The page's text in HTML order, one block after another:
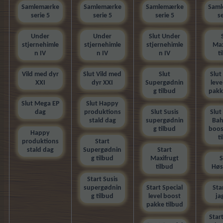
Samlemærke
serie 5
Under
stjernehimle
n IV
Vild med dyr
XXI
Slut Mega EP
dag
Happy
produktions
stald dag
Samlemærke
serie 5
Under
stjernehimle
n IV
Slut Vild med
dyr XXI
Slut Happy
produktions
stald dag
Start
Supergødnin
g tilbud
Start Susis
supergødnin
g tilbud
Samlemærke
serie 5
Slut Under
stjernehimle
n IV
Slut
Supergødnin
g tilbud
Slut Susis
supergødnin
g tilbud
Start
Maxifrugt
tilbud
Start Special
level boost
pakke tilbud
Slut
Slut